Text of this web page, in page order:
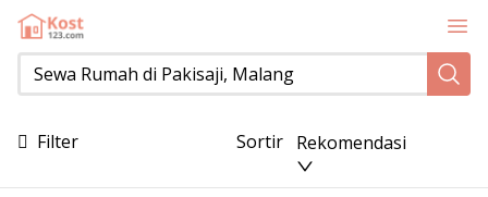
Sewa Rumah di Pakisaji, Malang
Filter Sortir Rekomendasi